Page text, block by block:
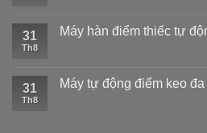
31
Th8
Máy hàn điểm thiếc tự
31
Th8
Máy tự động điểm keo đa